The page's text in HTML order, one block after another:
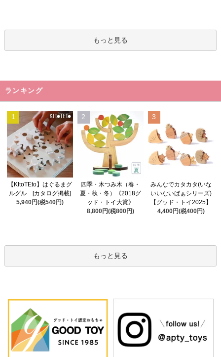
もっと見る
ランキング
1
【KItoTEto】はぐるまグ
ルグル [カタログ掲載]
5,940円(税540円)
2
四季・木つみ木（春・
夏・秋・冬）《2018グ
ッド・トイ大賞》
8,800円(税800円)
3
みんなでカタカタ(いな
いいないばぁシリーズ)
【グッド・トイ2025】
4,400円(税400円)
もっと見る